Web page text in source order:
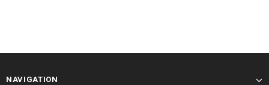
NAVIGATION